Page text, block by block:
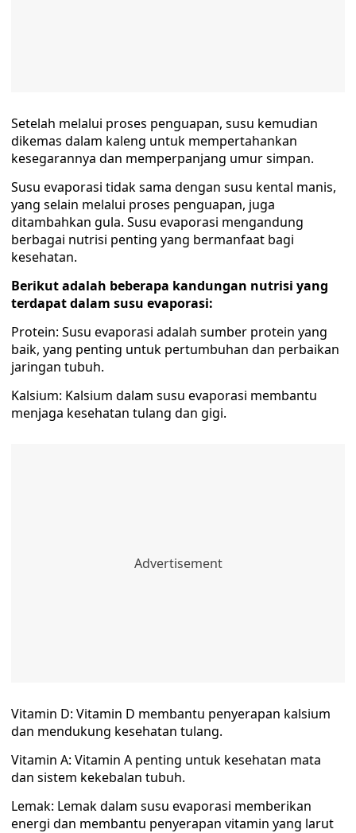
Setelah melalui proses penguapan, susu kemudian
dikemas dalam kaleng untuk mempertahankan
kesegarannya dan memperpanjang umur simpan.
Susu evaporasi tidak sama dengan susu kental manis,
yang selain melalui proses penguapan, juga
ditambahkan gula. Susu evaporasi mengandung
berbagai nutrisi penting yang bermanfaat bagi
kesehatan.
Berikut adalah beberapa kandungan nutrisi yang
terdapat dalam susu evaporasi:
Protein: Susu evaporasi adalah sumber protein yang
baik, yang penting untuk pertumbuhan dan perbaikan
jaringan tubuh.
Kalsium: Kalsium dalam susu evaporasi membantu
menjaga kesehatan tulang dan gigi.
Vitamin D: Vitamin D membantu penyerapan kalsium
dan mendukung kesehatan tulang.
Vitamin A: Vitamin A penting untuk kesehatan mata
dan sistem kekebalan tubuh.
Lemak: Lemak dalam susu evaporasi memberikan
energi dan membantu penyerapan vitamin yang larut